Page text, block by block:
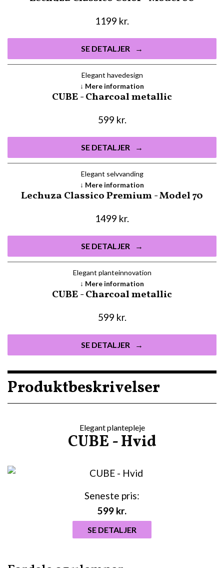
1199 kr.
SE DETALJER
Elegant havedesign
CUBE - Charcoal metallic
599 kr.
SE DETALJER
Mere information
Elegant selvvanding
Lechuza Classico Premium - Model 70
1499 kr.
SE DETALJER
Mere information
Elegant planteinnovation
CUBE - Charcoal metallic
599 kr.
SE DETALJER
Mere information
Produktbeskrivelser
Elegant plantepleje
CUBE - Hvid
Seneste pris:
599 kr.
SE DETALJER